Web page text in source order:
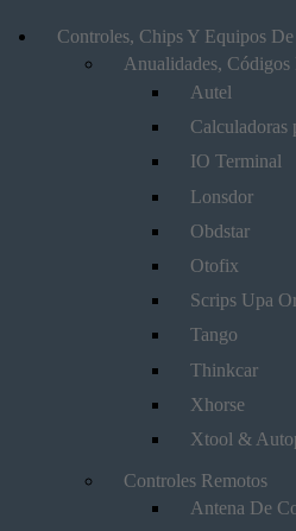
Controles, Chips Y Equipos
Anualidades,
Autel
Calculadoras
IO Terminal
Lonsdor
Obdstar
Otofix
Scrips Upa
Tango
Thinkcar
Xhorse
Xtool &
Controles Remotos
Antena De